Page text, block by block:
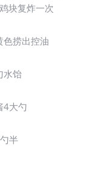
块复炸一次
捞出控油
饴
大勺
半